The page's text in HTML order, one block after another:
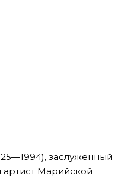
заслуженный
Марийской